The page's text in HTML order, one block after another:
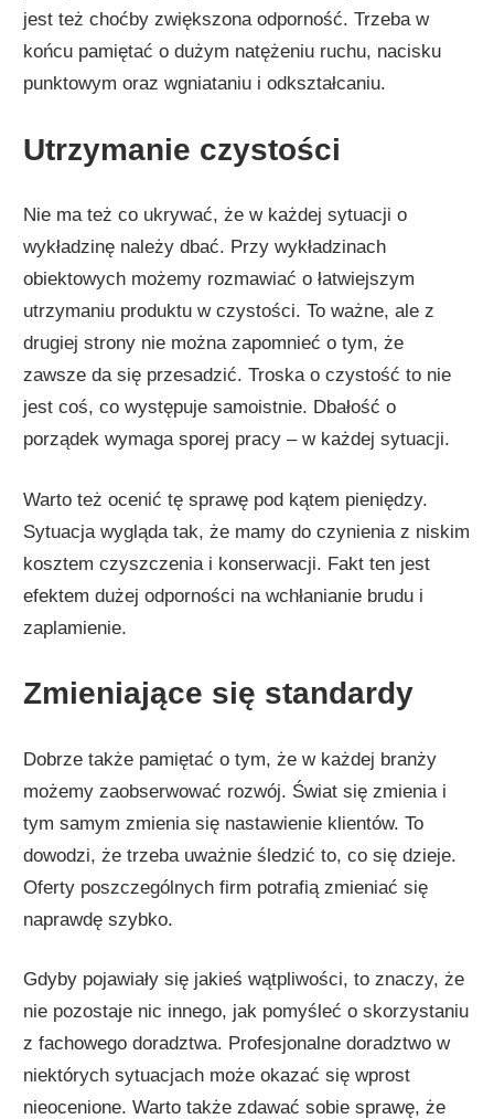
jest też choćby zwiększona odporność. Trzeba w
końcu pamiętać o dużym natężeniu ruchu, nacisku
punktowym oraz wgniataniu i odkształcaniu.
Utrzymanie czystości
Nie ma też co ukrywać, że w każdej sytuacji o
wykładzinę należy dbać. Przy wykładzinach
obiektowych możemy rozmawiać o łatwiejszym
utrzymaniu produktu w czystości. To ważne, ale z
drugiej strony nie można zapomnieć o tym, że
zawsze da się przesadzić. Troska o czystość to nie
jest coś, co występuje samoistnie. Dbałość o
porządek wymaga sporej pracy – w każdej sytuacji.
Warto też ocenić tę sprawę pod kątem pieniędzy.
Sytuacja wygląda tak, że mamy do czynienia z niskim
kosztem czyszczenia i konserwacji. Fakt ten jest
efektem dużej odporności na wchłanianie brudu i
zaplamienie.
Zmieniające się standardy
Dobrze także pamiętać o tym, że w każdej branży
możemy zaobserwować rozwój. Świat się zmienia i
tym samym zmienia się nastawienie klientów. To
dowodzi, że trzeba uważnie śledzić to, co się dzieje.
Oferty poszczególnych firm potrafią zmieniać się
naprawdę szybko.
Gdyby pojawiały się jakieś wątpliwości, to znaczy, że
nie pozostaje nic innego, jak pomyśleć o skorzystaniu
z fachowego doradztwa. Profesjonalne doradztwo w
niektórych sytuacjach może okazać się wprost
nieocenione. Warto także zdawać sobie sprawę, że